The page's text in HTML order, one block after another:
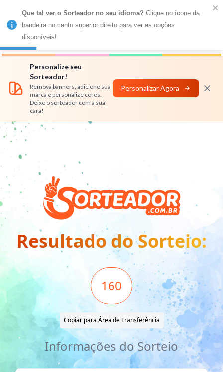
MENU
Números
Personalize seu
Sorteador!
Remova banners, adicione sua
marca e personalize cores.
Deixe o sorteador com a sua
cara!
Personalizar Agora
Resultado do Sorteio:
160
Copiar para Área de Transferência
Informações do Sorteio
Que tal ver o Sorteador no seu idioma? Clique no ícone da
bandeira no canto superior direito para ver as opções
disponíveis!